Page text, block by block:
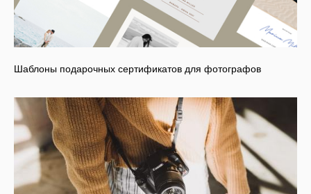
Шаблоны подарочных сертификатов для фотографов